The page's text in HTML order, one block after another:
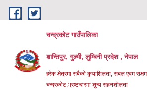
Skip to main content
चन्द्रकोट गाउँपालिका
शान्तिपुर, गुल्मी, लुम्बिनी प्रदेश , नेपाल
हरेक क्षेत्रमा सबैको कृयाशिलता, सबल एवम सक्षम
चन्द्रकोट,भ्रष्टचारमा शुन्य सहनशीलता